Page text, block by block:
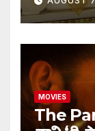
MOVIES
The